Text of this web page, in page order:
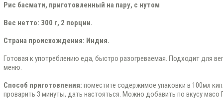
Рис басмати, приготовленный на пару, с нутом
Вес нетто: 300 г, 2 порции.
Страна происхождения: Индия.
Готовая к употреблению еда, быстро разогреваемая. Подходит для
меню.
Способ приготовления: поместите содержимое упаковки в 100мл
проварить 3 минуты, дать настояться. Можно добавить по вкусу масо